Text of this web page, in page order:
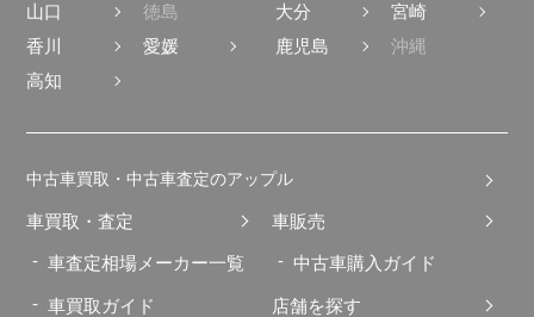
山口
徳島
香川
愛媛
高知
大分
宮崎
鹿児島
沖縄
中古車買取・中古車査定のアップル
車買取・査定
車査定相場メーカー一覧
車買取ガイド
車販売
中古車購入ガイド
店舗を探す